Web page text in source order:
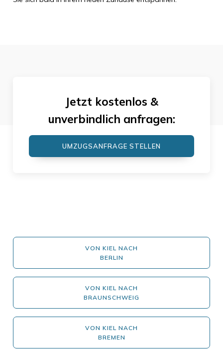
Jetzt kostenlos &
unverbindlich anfragen:
UMZUGSANFRAGE STELLEN
VON KIEL NACH
BERLIN
VON KIEL NACH
BRAUNSCHWEIG
VON KIEL NACH
BREMEN